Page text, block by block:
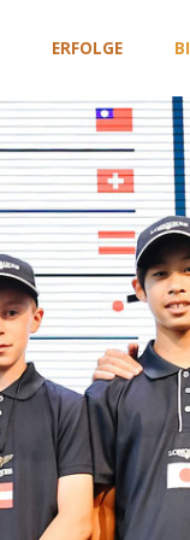
ERFOLGE